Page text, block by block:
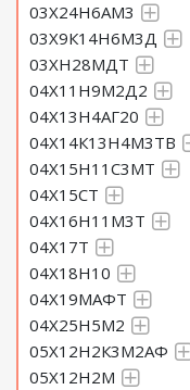
03Х24Н6АМ3
03Х9К14Н6М3Д
03ХН28МДТ
04Х11Н9М2Д2
04Х13Н4АГ20
04Х14К13Н4М3ТВ
04Х15Н11С3МТ
04Х15СТ
04Х16Н11М3Т
04Х17Т
04Х18Н10
04Х19МАФТ
04Х25Н5М2
05Х12Н2К3М2АФ
05Х12Н2М